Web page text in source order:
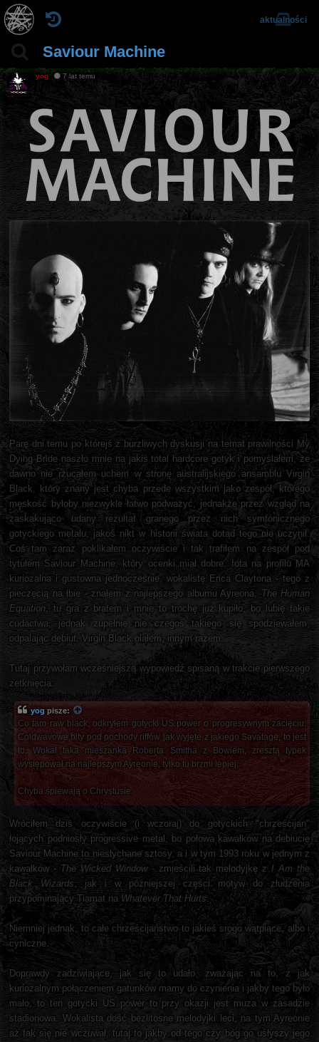
Saviour Machine
aktualności
yog 7 lat temu
Parę dni temu po którejś z burzliwych dyskusji na temat prawilności My
Dying Bride naszło mnie na jakiś total hardcore gotyk i pomyślałem, że
dawno nie rzucałem uchem w stronę australijskiego ansamblu Virgin
Black, który znany jest chyba przede wszystkim jako zespół, którego
męskość byłoby niezwykle łatwo podważyć, jednakże przez wzgląd na
zaskakująco udany rezultat granego przez nich symfonicznego
gotyckiego metalu, jakoś nikt w historii świata dotąd tego nie uczynił.
Coś tam zaraz poklikałem oczywiście i tak trafiłem na zespół pod
tytułem Saviour Machine, który ocenki miał dobre, fota na profilu MA
kuriozalna i gustowna jednocześnie, wokalistę Erica Claytona - tego z
pieczęcią na łbie - znałem z najlepszego albumu Ayreona, The Human
Equation, tu gra z bratem i mnie to trochę już kupiło, bo lubię takie
cudactwa, jednak zupełnie nie czegoś takiego się spodziewałem,
odpalając debiut. Virgin Black olałem, innym razem.
Tutaj przywołam wcześniejszą wypowiedź spisaną w trakcie pierwszego
zetknięcia:
yog pisze:
Co tam raw black, odkryłem gotycki US power o progresywnym zacięciu.
Coldwavowe bity pod pochody riffów jak wyjęte z jakiego Savatage, to jest
to. Wokal taka mieszanka Roberta Smitha z Bowiem, zresztą typek
występował na najlepszym Ayreonie, tylko tu brzmi lepiej.
Chyba śpiewają o Chrystusie.
Wróciłem dziś oczywiście (i wczoraj) do gotyckich "chrześcijan"
łojących podniosły progressive metal, bo połowa kawałków na debiucie
Saviour Machine to niesłychane sztosy, a i w tym 1993 roku w jednym z
kawałków - The Wicked Window- zmieścili tak melodyjkę zI Am the
Black Wizards, jak i w późniejszej części motyw do złudzenia
przypominający Tiamat na Whatever That Hurts.
Niemniej jednak, to całe chrześcijaństwo to jakieś srogo wątpiące, albo i
cyniczne.
Doprawdy zadziwiające, jak się to udało, zważając na to, z jak
kuriozalnym połączeniem gatunków mamy do czynienia i jakby tego było
mało, to ten gotycki US power to przy okazji jest muza w zasadzie
stadionowa. Wokalista dość bezlitosne melodyjki leci, na tym Ayreonie
aż tak się nie wczuwał, tutaj to jakby od tego czy bóg go usłyszy jego